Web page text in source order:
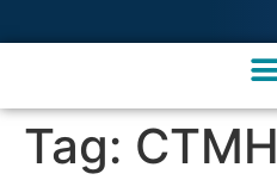
Tag: CTMH